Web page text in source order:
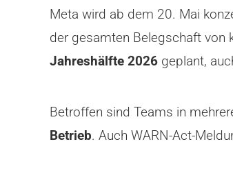
Meta wird ab dem 20. Mai
der gesamten Belegschaft von
Jahreshälfte 2026 geplant,
Betroffen sind Teams in
Betrieb. Auch WARN-Act-